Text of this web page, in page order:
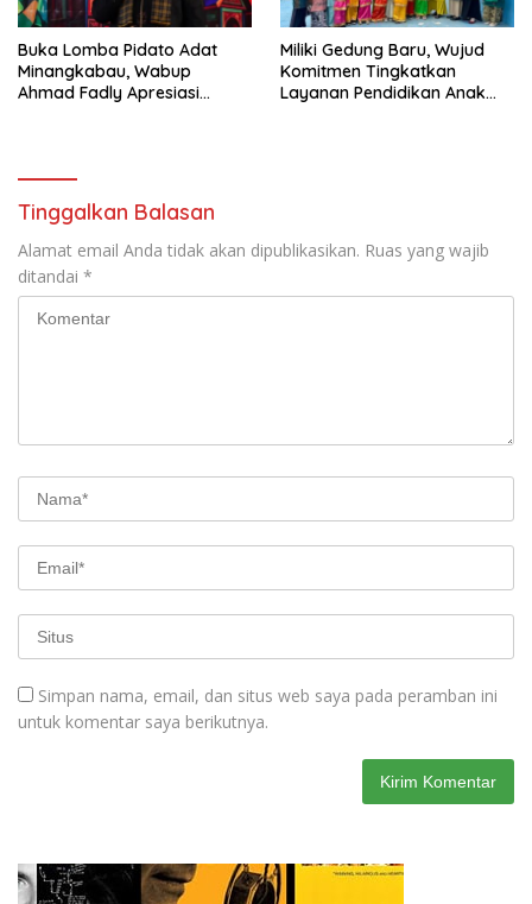
Buka Lomba Pidato Adat
Minangkabau, Wabup
Ahmad Fadly Apresiasi
Miliki Gedung Baru, Wujud
Komitmen Tingkatkan
Layanan Pendidikan Anak
Tinggalkan Balasan
Alamat email Anda tidak akan dipublikasikan. Ruas yang wajib
ditandai *
Simpan nama, email, dan situs web saya pada peramban ini
untuk komentar saya berikutnya.